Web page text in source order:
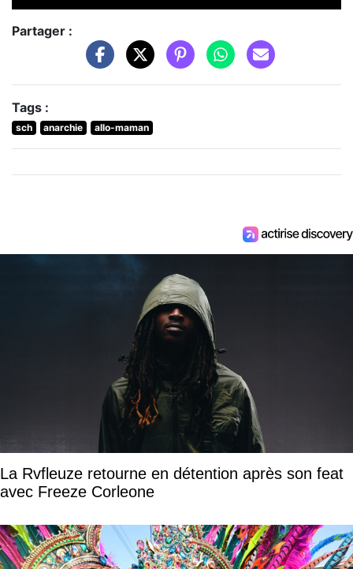
Partager :
Tags :
sch anarchie allo-maman
La Rvfleuze retourne en détention après son feat
avec Freeze Corleone